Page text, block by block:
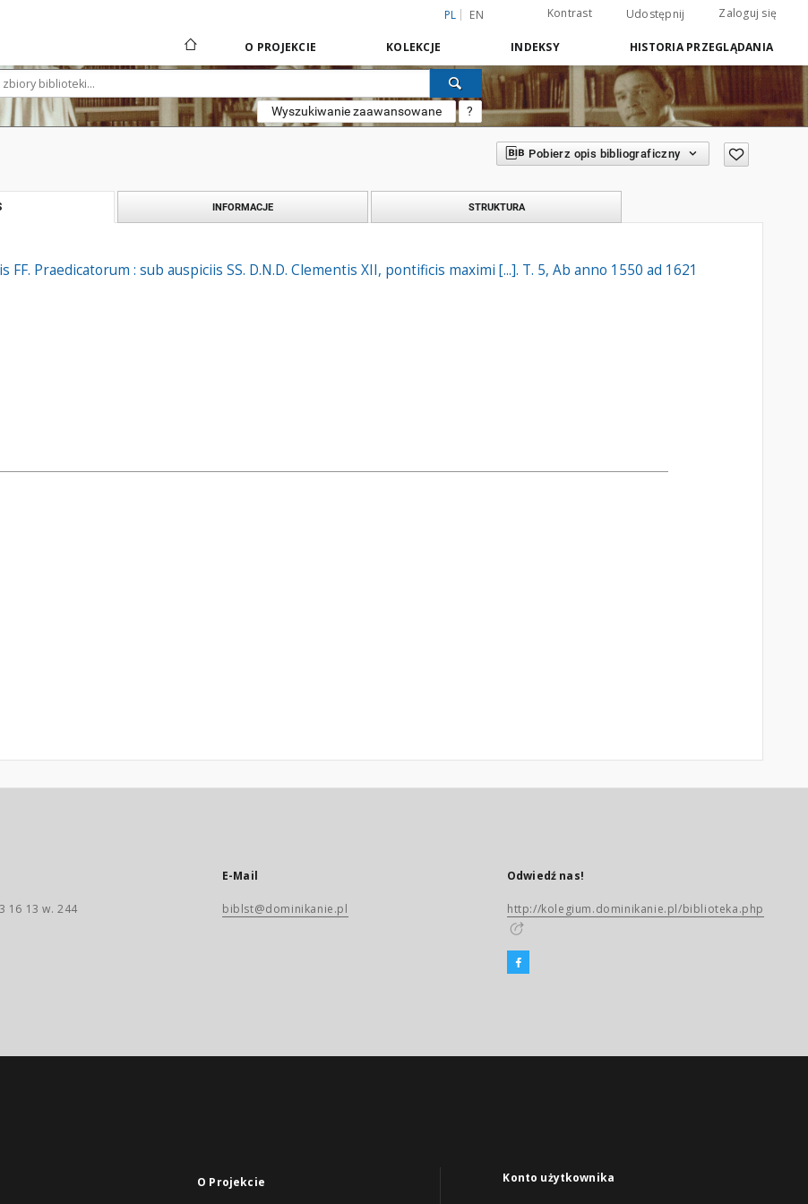
PL EN Kontrast Udostępnij Zaloguj się
O PROJEKCIE KOLEKCJE INDEKSY HISTORIA PRZEGLĄDANIA
Wyszukiwanie zaawansowane ?
Pobierz opis bibliograficzny
INFORMACJE STRUKTURA
FF. Praedicatorum : sub auspiciis SS. D.N.D. Clementis XII, pontificis maximi [...]. T. 5, Ab anno 1550 ad 1621
16 13 w. 244
E-Mail
biblst@dominikanie.pl
Odwiedź nas!
http://kolegium.dominikanie.pl/biblioteka.php
O Projekcie Konto użytkownika